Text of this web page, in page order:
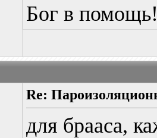
Бог в
Re:
для брааса,